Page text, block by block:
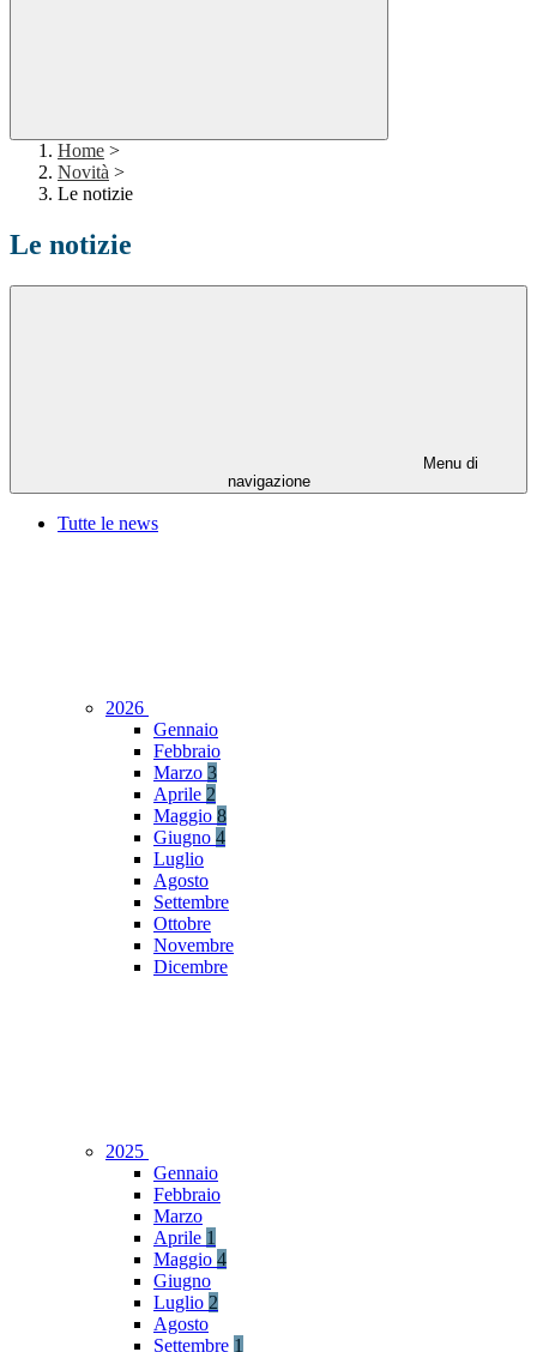
Home >
Novità >
Le notizie
Le notizie
Menu di
navigazione
Tutte le news
2026
Gennaio
Febbraio
Marzo 3
Aprile 2
Maggio 8
Giugno 4
Luglio
Agosto
Settembre
Ottobre
Novembre
Dicembre
2025
Gennaio
Febbraio
Marzo
Aprile 1
Maggio 4
Giugno
Luglio 2
Agosto
Settembre 1